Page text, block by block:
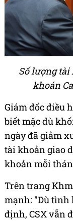
Số lượng
khoán
Giám đốc điều
biết mặc dù
ngày đã giảm
tài khoản giao
khoản mỗi
Trên trang
mạnh: "Dù tình
định, CSX vẫn